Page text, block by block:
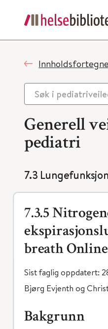
Generell
pediatri
7.3
7.3.5
breath
Sist faglig oppdatert:
Bjørg Evjenth og
Bakgrunn